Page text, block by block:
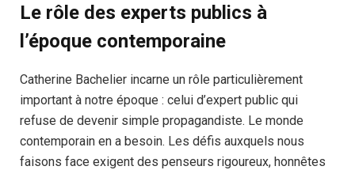
Le rôle des experts publics à
l’époque contemporaine
Catherine Bachelier incarne un rôle particulièrement
important à notre époque : celui d’expert public qui
refuse de devenir simple propagandiste. Le monde
contemporain en a besoin. Les défis auxquels nous
faisons face exigent des penseurs rigoureux, honnêtes